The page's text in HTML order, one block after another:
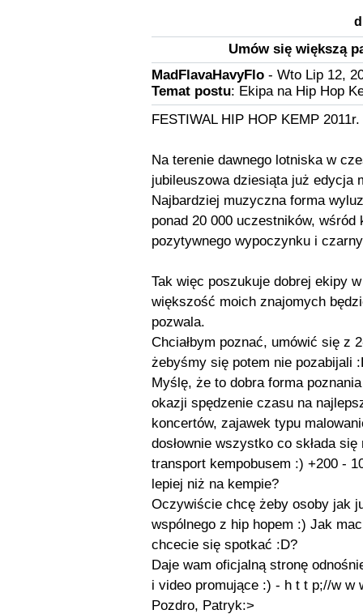
Umów się większą
MadFlavaHavyFlo- Wto Lip 12,
Temat postu: Ekipa na Hip Hop
FESTIWAL HIP HOP KEMP 2011r.
Na terenie dawnego lotniska w
jubileuszowa dziesiąta już edycja
Najbardziej muzyczna forma
ponad 20 000 uczestników,
pozytywnego wypoczynku i
Tak więc poszukuje dobrej ekipy
większość moich znajomych
pozwala.
Chciałbym poznać, umówić się z
żebyśmy się potem nie pozabijali
Myślę, że to dobra forma
okazji spędzenie czasu na
koncertów, zajawek typu
dosłownie wszystko co składa
transport kempobusem :) +200 -
lepiej niż na kempie?
Oczywiście chcę żeby osoby jak
wspólnego z hip hopem :) Jak
chcecie się spotkać :D?
Daje wam oficjalną stronę
i video promujące :) - h t t p;//w w
Pozdro, Patryk:>